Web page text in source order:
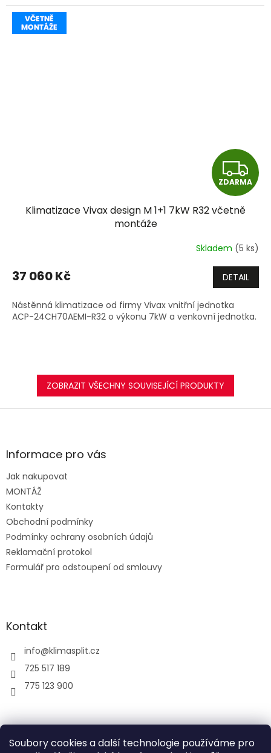
Soubory cookies a další technologie používáme pro
Z
D
R
M
A
ZDARMA
Klimatizace Vivax design M 1+1 7kW R32 včetně
montáže
Skladem (5 ks)
37 060 Kč DETAIL
Nástěnná klimatizace od firmy Vivax vnitřní jednotka
ACP-24CH70AEMI-R32 o výkonu 7kW a venkovní jednotka.
ZOBRAZIT VŠECHNY SOUVISEJÍCÍ PRODUKTY
Z
aInformace pro vás
Jak nakupovat
MONTÁŽ
Kontakty
Obchodní podmínky
Podmínky ochrany osobních údajů
Reklamační protokol
Formulář pro odstoupení od smlouvy
Kontakt
info@klimasplit.cz
725 517 189
775 123 900
air-cool